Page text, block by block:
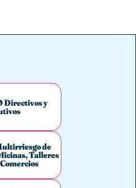
Directivos y
de
Talleres